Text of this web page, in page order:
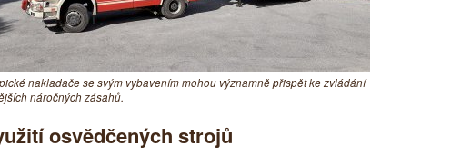
nakladače se svým vybavením mohou významně přispět ke zvládání
náročných zásahů.
osvědčených strojů